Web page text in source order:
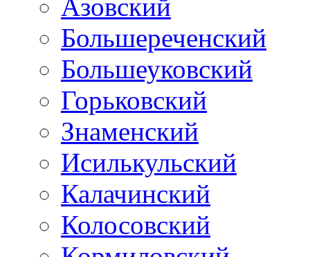
Азовский
Большереченский
Большеуковский
Горьковский
Знаменский
Исилькульский
Калачинский
Колосовский